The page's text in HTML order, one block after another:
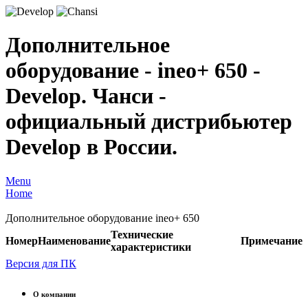
Дополнительное
оборудование - ineo+ 650 -
Develop. Чанси -
официальный дистрибьютер
Develop в России.
Menu
Home
Дополнительное оборудование ineo+ 650
НомерНаименование
Технические
характеристики
Примечание
Версия для ПК
О компании